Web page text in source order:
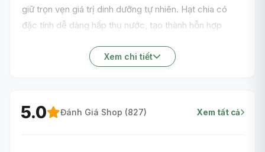
giữ trọn vẹn giá trị dinh dưỡng tự nhiên. Hạt chia có
đặc tính dễ dàng hấp thụ nước, tạo thành hỗn hợp
linh hoạt trong các món sinh tố, sữa chua, cháo yến
Xem chi tiết
5.0 Đánh Giá Shop (827) Xem tất cả